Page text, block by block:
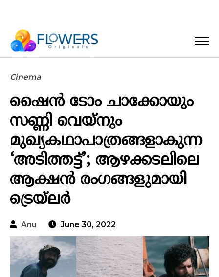
Cinema
ഷൈൻ ടോം ചാക്കോയും
സണ്ണി വെയ്നും
മുഖ്യകഥാപാത്രങ്ങളാകുന്ന
‘അടിത്തട്ട്’; ആഴക്കടലിലെ
ആക്ഷൻ രംഗങ്ങളുമായി
ട്രെയ്‌ലർ
Anu June 30, 2022